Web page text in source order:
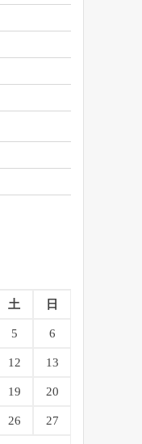
土 日
5 6
12 13
19 20
26 27